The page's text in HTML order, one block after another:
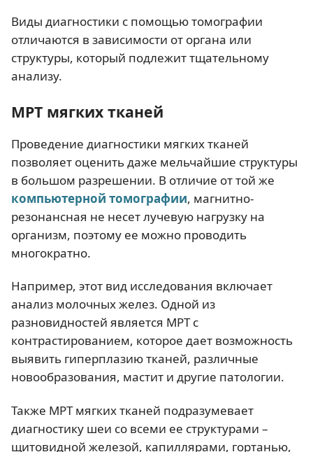
Виды диагностики с помощью томографии
отличаются в зависимости от органа или
структуры, который подлежит тщательному
анализу.
МРТ мягких тканей
Проведение диагностики мягких тканей
позволяет оценить даже мельчайшие структуры
в большом разрешении. В отличие от той же
компьютерной томографии, магнитно-
резонансная не несет лучевую нагрузку на
организм, поэтому ее можно проводить
многократно.
Например, этот вид исследования включает
анализ молочных желез. Одной из
разновидностей является МРТ с
контрастированием, которое дает возможность
выявить гиперплазию тканей, различные
новообразования, мастит и другие патологии.
Также МРТ мягких тканей подразумевает
диагностику шеи со всеми ее структурами –
щитовидной железой, капиллярами, гортанью,